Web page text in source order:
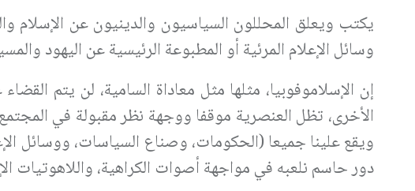
يكتب ويعلق المحللون السياسيون والدينيون عن الإسلام
وسائل الإعلام المرئية أو المطبوعة الرئيسية عن اليهود
إن الإسلاموفوبيا، مثلها مثل معاداة السامية، لن يتم
الأخرى، تظل العنصرية موقفا ووجهة نظر مقبولة في
ويقع علينا جميعا (الحكومات، وصناع السياسات، ووسائل
دور حاسم نلعبه في مواجهة أصوات الكراهية، واللاهوتيات